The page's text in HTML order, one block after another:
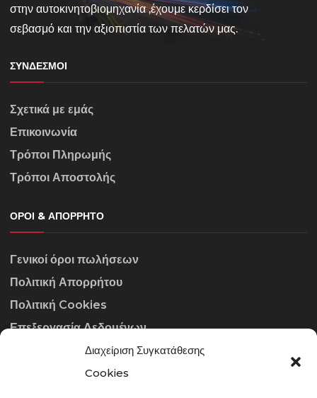
Διαχείριση Συγκατάθεσης
Cookies
στην αυτοκινητοβιομηχανία ,έχουμε κερδίσει τον
σεβασμό και την αξιοπιστία των πελατών μας.
ΣΎΝΔΕΣΜΟΙ
Σχετικά με εμάς
Επικοινωνία
Τρόποι Πληρωμής
Τρόποι Αποστολής
ΌΡΟΙ & ΑΠΌΡΡΗΤΟ
Γενικοί όροι πωλήσεων
Πολιτική Απορρήτου
Πολιτική Cookies
Επεξεργασία Δεδομένων
ΣΤΟΙΧΕΊΑ ΕΠΙΚΟΙΝΩΝΊΑΣ